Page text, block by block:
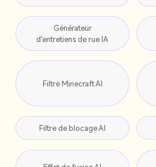
Générateur
d'entretiens de rue IA
Filtre Minecraft AI
Filtre de blocage AI